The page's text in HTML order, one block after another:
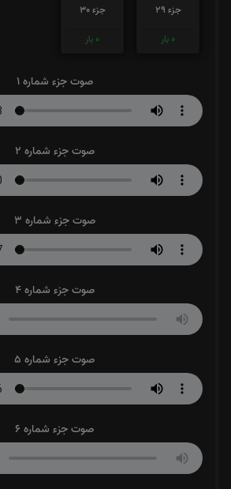
جزء 29
0 بار
جزء 30
0 بار
صوت جزء شماره 1
صوت جزء شماره 2
صوت جزء شماره 3
صوت جزء شماره 4
صوت جزء شماره 5
صوت جزء شماره 6